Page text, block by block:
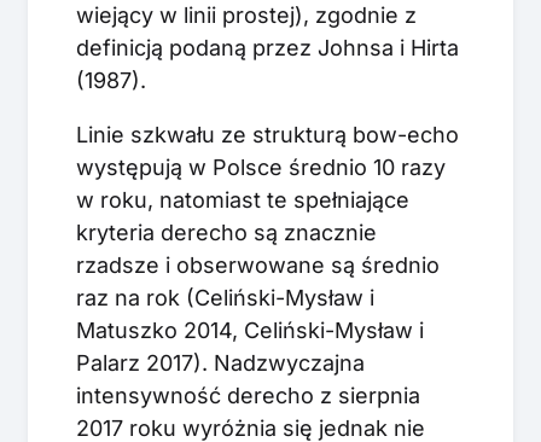
wiejący w linii prostej), zgodnie z
definicją podaną przez Johnsa i Hirta
(1987).
Linie szkwału ze strukturą bow-echo
występują w Polsce średnio 10 razy
w roku, natomiast te spełniające
kryteria derecho są znacznie
rzadsze i obserwowane są średnio
raz na rok (Celiński-Mysław i
Matuszko 2014, Celiński-Mysław i
Palarz 2017). Nadzwyczajna
intensywność derecho z sierpnia
2017 roku wyróżnia się jednak nie